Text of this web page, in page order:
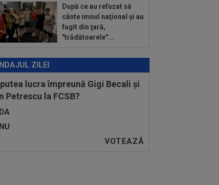
a ratat transferul la încă o
de UCL! Picat la...
După ce au refuzat să
cânte imnul naţional şi au
fugit din ţară,
"trădătoarele"...
ZILEI
lucra împreună Gigi Becali și
Petrescu la FCSB?
DA
NU